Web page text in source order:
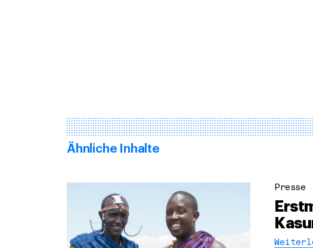
Ähnliche Inhalte
Presse